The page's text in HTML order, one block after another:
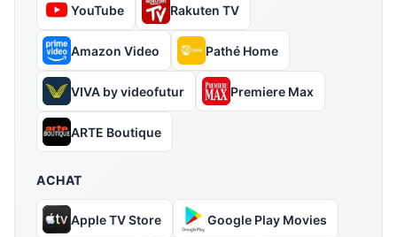
YouTube Rakuten TV
Amazon Video Pathé Home
VIVA by videofutur Premiere Max
ARTE Boutique
ACHAT
Apple TV Store Google Play Movies